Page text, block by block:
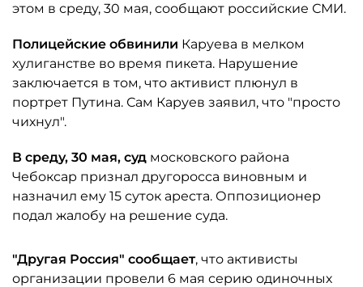
этом в среду, 30 мая, сообщают российские СМИ.
Полицейские обвинили Каруева в мелком
хулиганстве во время пикета. Нарушение
заключается в том, что активист плюнул в
портрет Путина. Сам Каруев заявил, что "просто
чихнул".
В среду, 30 мая, суд московского района
Чебоксар признал другоросса виновным и
назначил ему 15 суток ареста. Оппозиционер
подал жалобу на решение суда.
"Другая Россия" сообщает, что активисты
организации провели 6 мая серию одиночных